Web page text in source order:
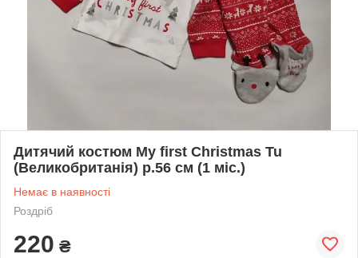
Дитячий костюм My first Christmas Tu
(Великобританія) р.56 см (1 міс.)
Немає в наявності
Роздріб
220 ₴